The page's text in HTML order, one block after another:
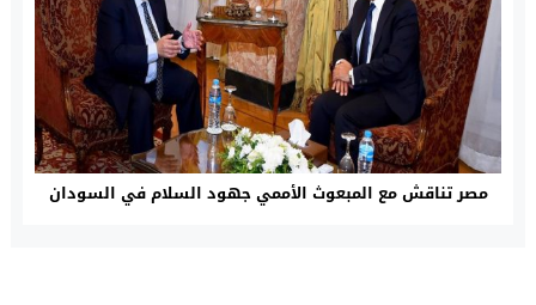
مصر تناقش مع المبعوث الأممي جهود السلام في السودان